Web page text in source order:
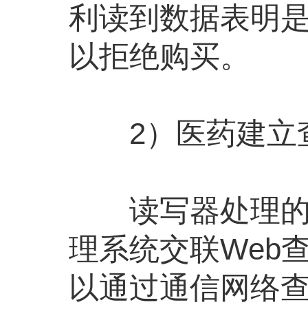
利读到数据表明
以拒绝购买。
2）医药建立
读写器处理的
理系统交联Web
以通过通信网络